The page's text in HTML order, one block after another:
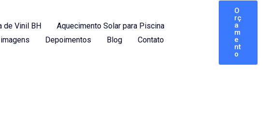
de Vinil BH
Aquecimento Solar para Piscina
Depoimentos Blog Contato
O
rç
a
m
e
nt
o